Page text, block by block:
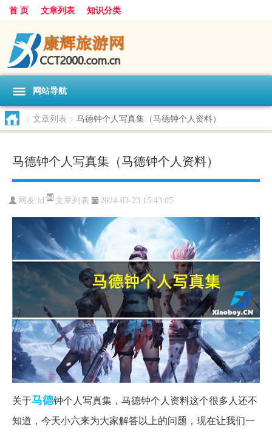
首 页 文章列表 知识分类
网站导航
> 文章列表 > 马德钟个人写真集（马德钟个人资料）
马德钟个人写真集（马德钟个人资料）
网友: ld 文章列表 2024-03-23 15:43:05
关于马德钟个人写真集，马德钟个人资料这个很多人还不
知道，今天小六来为大家解答以上的问题，现在让我们一